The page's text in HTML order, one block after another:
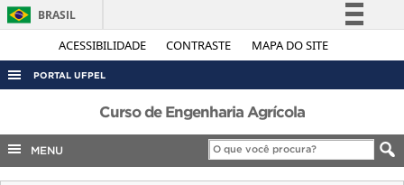
ACESSIBILIDADE CONTRASTE MAPA DO SITE
BRASIL
Simplifique!
Acesso à informação
Legislação
Canais
PORTAL UFPEL
ACESSO À INFORMAÇÃO
AUDITORIA
COBALTO
Curso de Engenharia Agrícola
MENU